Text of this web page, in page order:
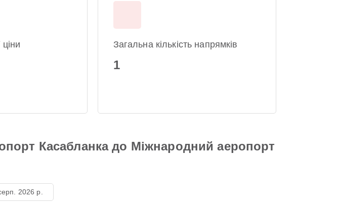
Загальна кількість напрямків
1
Касабланка до Міжнародний аеропорт
2026 р.